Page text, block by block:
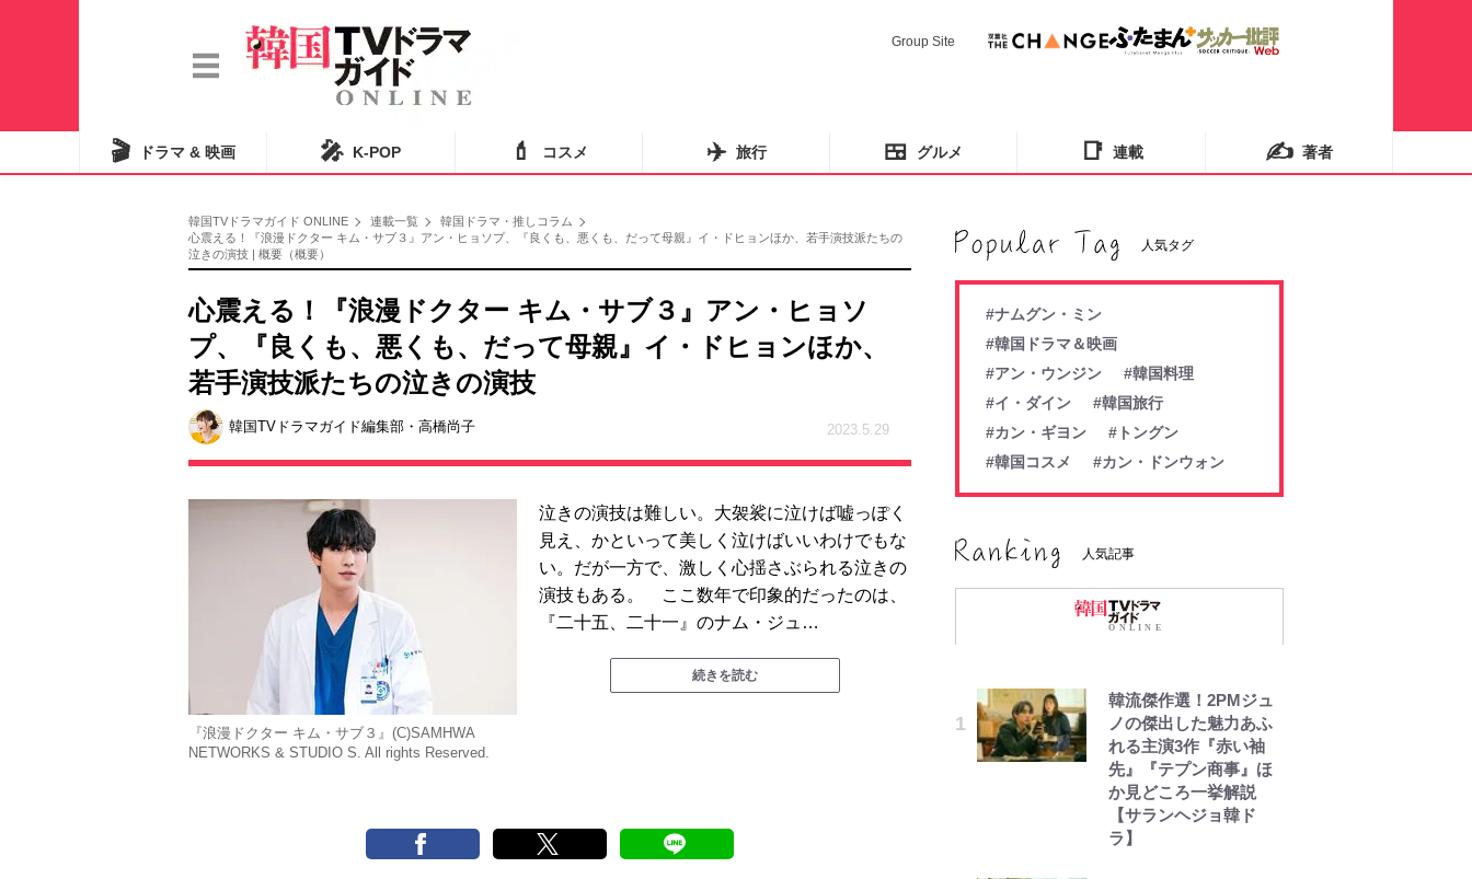
Group Site
🎬 ドラマ & 映画 🎤 K-POP 💄 コスメ ✈️ 旅行 🍱 グルメ 📑 連載 ✍️ 著者
韓国TVドラマガイド ONLINE 連載一覧
韓国ドラマ・推しコラム
心震える！『浪漫ドクター キム・サブ３』アン・ヒョソプ、『良くも、悪くも、だって母親』イ・ドヒョンほか、若手演技派たちの
泣きの演技 | 概要（概要）
心震える！『浪漫ドクター キム・サブ３』アン・ヒョソ
プ、『良くも、悪くも、だって母親』イ・ドヒョンほか、
若手演技派たちの泣きの演技
韓国TVドラマガイド編集部・高橋尚子 2023.5.29
『浪漫ドクター キム・サブ３』(C)SAMHWA
NETWORKS & STUDIO S. All rights Reserved.
泣きの演技は難しい。大袈裟に泣けば嘘っぽく
見え、かといって美しく泣けばいいわけでもな
い。だが一方で、激しく心揺さぶられる泣きの
演技もある。 ここ数年で印象的だったのは、
『二十五、二十一』のナム・ジュ…
続きを読む
人気タグ
#ナムグン・ミン
#韓国ドラマ＆映画
#アン・ウンジン
#韓国料理
#イ・ダイン
#韓国旅行
#カン・ギヨン
#トングン
#韓国コスメ
#カン・ドンウォン
人気記事
韓流傑作選！2PMジュ
ノの傑出した魅力あふ
れる主演3作『赤い袖
先』『テプン商事』ほ
か見どころ一挙解説
【サランヘジョ韓ド
ラ】